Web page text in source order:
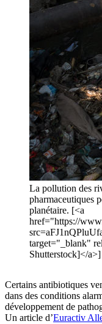
La pollution des
pharmaceutiques
planétaire. [<a
href="https://
target="_blank"
Shutterstock]</a>]
Certains antibiotiques
dans des conditions
développement de
Un article d’Euractiv